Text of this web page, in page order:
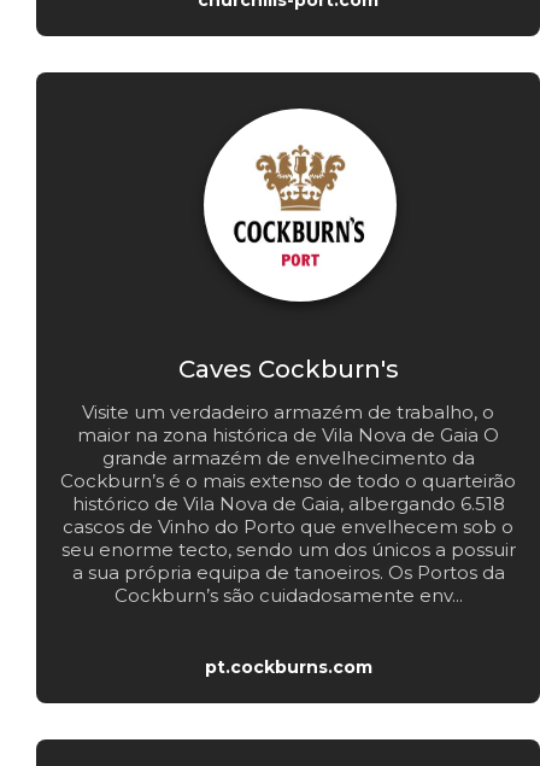
Caves Cockburn's
Visite um verdadeiro armazém de trabalho, o
maior na zona histórica de Vila Nova de Gaia O
grande armazém de envelhecimento da
Cockburn’s é o mais extenso de todo o quarteirão
histórico de Vila Nova de Gaia, albergando 6.518
cascos de Vinho do Porto que envelhecem sob o
seu enorme tecto, sendo um dos únicos a possuir
a sua própria equipa de tanoeiros. Os Portos da
Cockburn’s são cuidadosamente env...
pt.cockburns.com